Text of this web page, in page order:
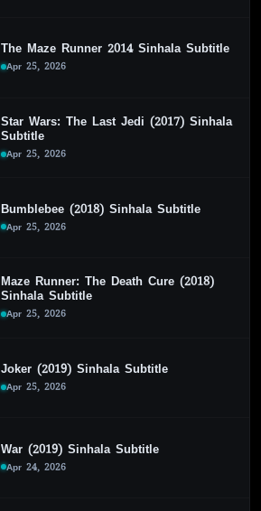
The Maze Runner 2014 Sinhala Subtitle
Apr 25, 2026
Star Wars: The Last Jedi (2017) Sinhala
Subtitle
Apr 25, 2026
Bumblebee (2018) Sinhala Subtitle
Apr 25, 2026
Maze Runner: The Death Cure (2018)
Sinhala Subtitle
Apr 25, 2026
Joker (2019) Sinhala Subtitle
Apr 25, 2026
War (2019) Sinhala Subtitle
Apr 24, 2026